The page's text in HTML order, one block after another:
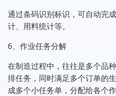
通过条码识别标识，可自动完
计、用料统计等。
6、作业任务分解
在制造过程中，往往是多个品
排任务，同时满足多个订单的
成多个小任务单，分配给各个